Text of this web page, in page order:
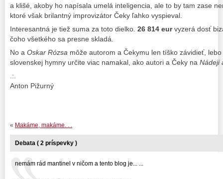
a klišé, akoby ho napísala umelá inteligencia, ale to by tam zase
ktoré však brilantný improvizátor Čeky ľahko vyspieval.
Interesantná je tiež suma za toto dielko. 26 814 eurvyzerá dosť
čoho všetkého sa presne skladá.
No a Oskar Rózsa môže autorom a Čekymu len tíško závidieť,
slovenskej hymny určite viac namakal, ako autori a Čeky na Nádeji
.:.
Anton Pižurný
« Makáme, makáme. . .
Debata ( 2 príspevky )
nemám rád mantinel v ničom a tento blog je... ...